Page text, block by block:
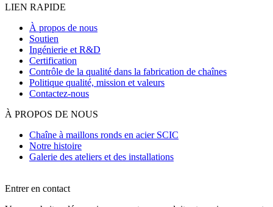
LIEN RAPIDE
À propos de nous
Soutien
Ingénierie et R&D
Certification
Contrôle de la qualité dans la fabrication de chaînes
Politique qualité, mission et valeurs
Contactez-nous
À PROPOS DE NOUS
Chaîne à maillons ronds en acier SCIC
Notre histoire
Galerie des ateliers et des installations
Entrer en contact